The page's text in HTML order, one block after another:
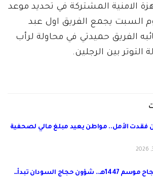
الامنية المشتركة في تحديد موعد
السبت يجمع الفريق اول عبد
الفريق حميدتي في محاولة لرأب
التوتر بين الرجلين.
فقدت الأمل.. مواطن يعيد مبلغ مالي لصحفية
شؤون حجاج السودان تبدأ…